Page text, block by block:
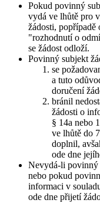
Pokud povinný
vydá ve lhůtě pro
žádosti, popřípadě
"rozhodnutí o
se žádost odloží.
Povinný subjekt
se
a tuto
doručení
bránil
žádosti o
§ 14a nebo
ve lhůtě do
doplnil,
ode dne
Nevydá-li povinný
nebo pokud
informaci v
ode dne přijetí